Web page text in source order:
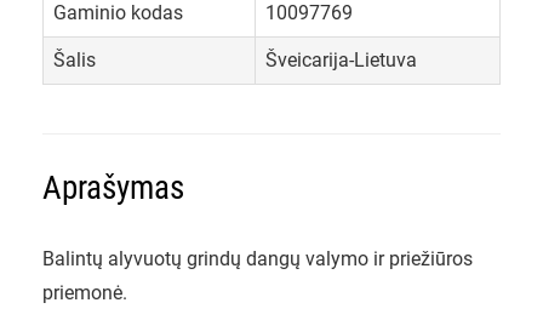
Gaminio kodas
10097769
Šalis Šveicarija-Lietuva
Aprašymas
Balintų alyvuotų grindų dangų valymo ir priežiūros
priemonė.